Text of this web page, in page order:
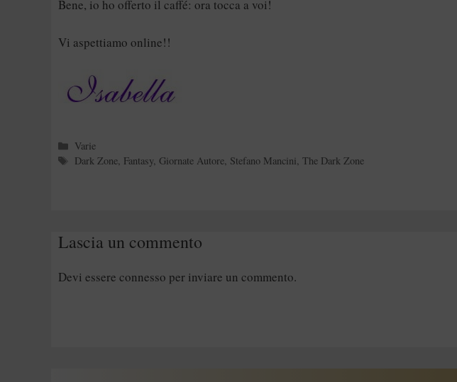
Bene, io ho offerto il caffé: ora tocca a voi!
Vi aspettiamo online!!
Categorie
Varie
Tag
Dark Zone, Fantasy,Giornate Autore, Stefano Mancini,The Dark Zone
Lascia un commento
Devi essere connesso per inviare un commento.